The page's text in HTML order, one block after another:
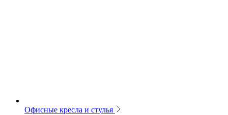
Офисные кресла и стулья